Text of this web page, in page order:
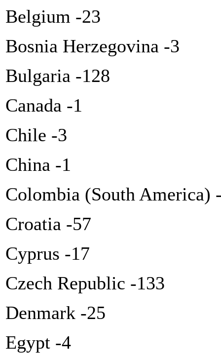
Belgium -23
Bosnia Herzegovina -3
Bulgaria -128
Canada -1
Chile -3
China -1
Colombia (South America)
Croatia -57
Cyprus -17
Czech Republic -133
Denmark -25
Egypt -4